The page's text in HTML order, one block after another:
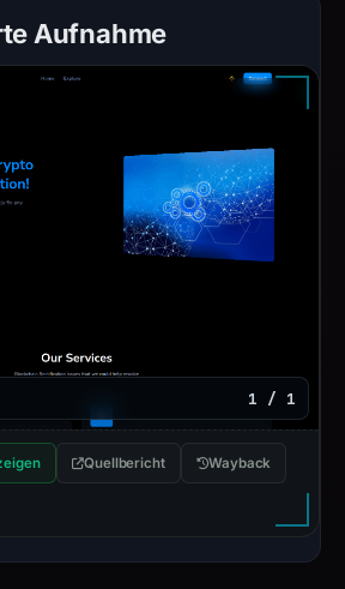
Aufnahme
1 / 1
Quellbericht Wayback